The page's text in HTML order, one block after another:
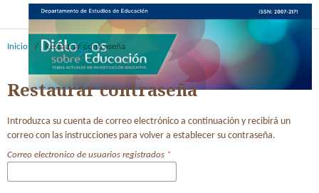
Inicio / Restaurar contraseña
Restaurar contraseña
Introduzca su cuenta de correo electrónico a continuación y recibirá un
correo con las instrucciones para volver a establecer su contraseña.
Correo electronico de usuarios registrados *